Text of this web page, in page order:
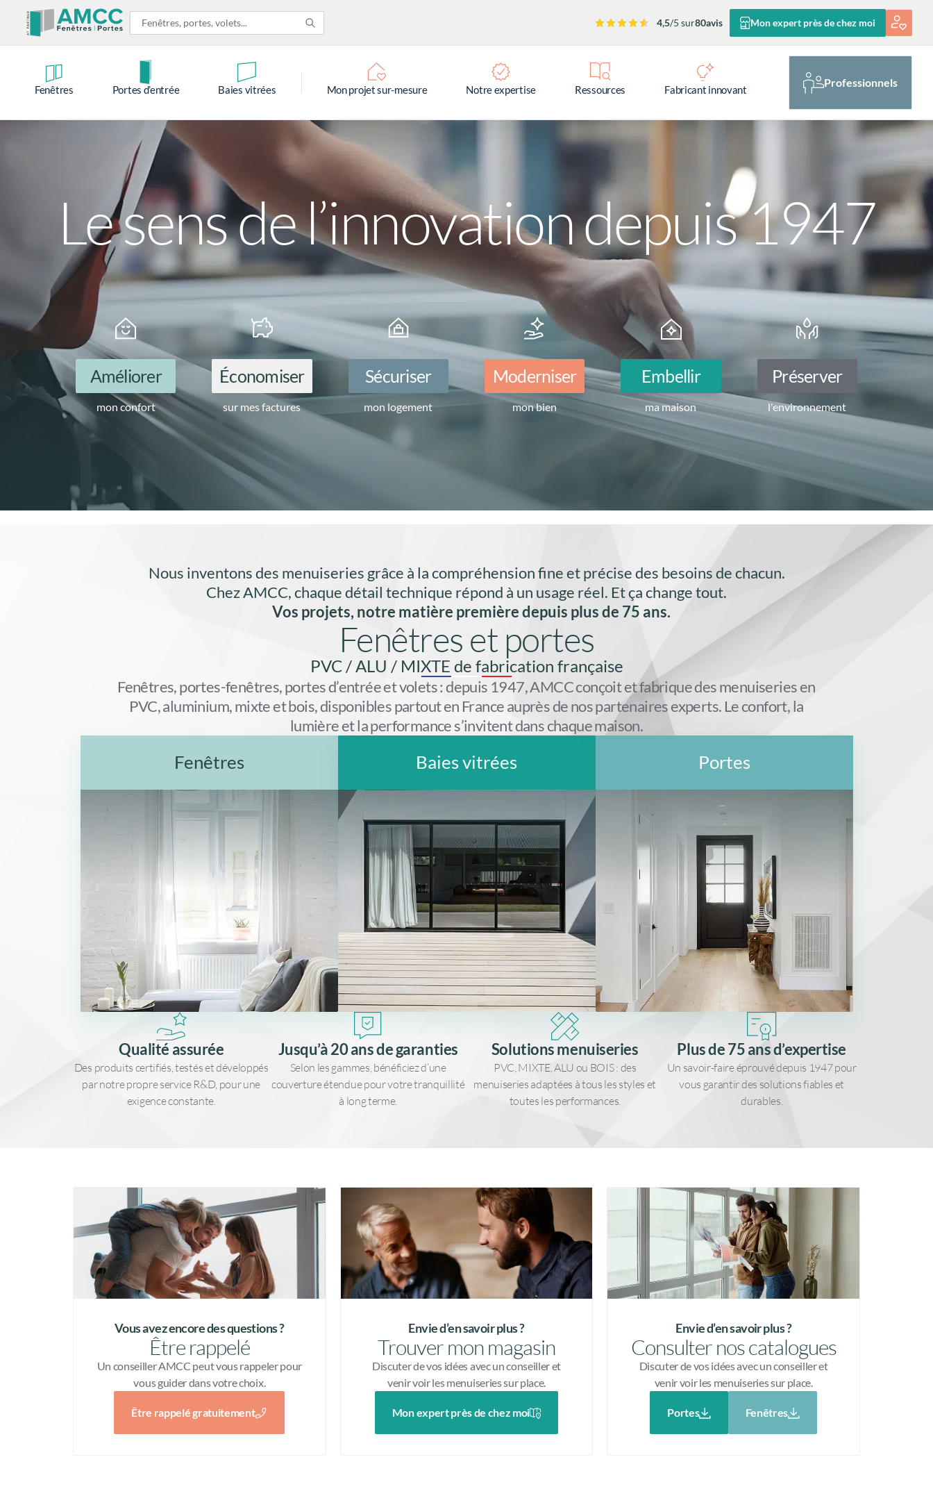
Pied de page
4,5/5 sur80avis Mon expert près de chez moi
Fenêtres Portes d’entrée Baies vitrées Mon projet sur-mesure Notre expertise Ressources Fabricant innovant
Professionnels
Le sens de l’innovation depuis 1947
Améliorer
mon confort
Économiser
sur mes factures
Sécuriser
mon logement
Moderniser
mon bien
Embellir
ma maison
Préserver
l'environnement
Nous inventons des menuiseries grâce à la compréhension fine et précise des besoins de chacun.
Chez AMCC, chaque détail technique répond à un usage réel. Et ça change tout.
Vos projets, notre matière première depuis plus de 75 ans.
Fenêtres et portes
PVC / ALU / MIXTE de fabrication française
Fenêtres, portes-fenêtres, portes d’entrée et volets : depuis 1947, AMCC conçoit et fabrique des menuiseries en
PVC, aluminium, mixte et bois, disponibles partout en France auprès de nos partenaires experts. Le confort, la
lumière et la performance s’invitent dans chaque maison.
Fenêtres
Nos fenêtres
Baies vitrées
Nos baies vitrées
Portes
Nos portes
Qualité assurée
Des produits certifiés, testés et développés
par notre propre service R&D, pour une
exigence constante.
Jusqu’à 20 ans de garanties
Selon les gammes, bénéficiez d’une
couverture étendue pour votre tranquillité
à long terme.
Solutions menuiseries
PVC, MIXTE, ALU ou BOIS : des
menuiseries adaptées à tous les styles et
toutes les performances.
Plus de 75 ans d’expertise
Un savoir-faire éprouvé depuis 1947 pour
vous garantir des solutions fiables et
durables.
Vous avez encore des questions ?
Être rappelé
Un conseiller AMCC peut vous rappeler pour
vous guider dans votre choix.
Être rappelé gratuitement
Envie d’en savoir plus ?
Trouver mon magasin
Discuter de vos idées avec un conseiller et
venir voir les menuiseries sur place.
Mon expert près de chez moi
Envie d’en savoir plus ?
Consulter nos catalogues
Discuter de vos idées avec un conseiller et
venir voir les menuiseries sur place.
Portes Fenêtres